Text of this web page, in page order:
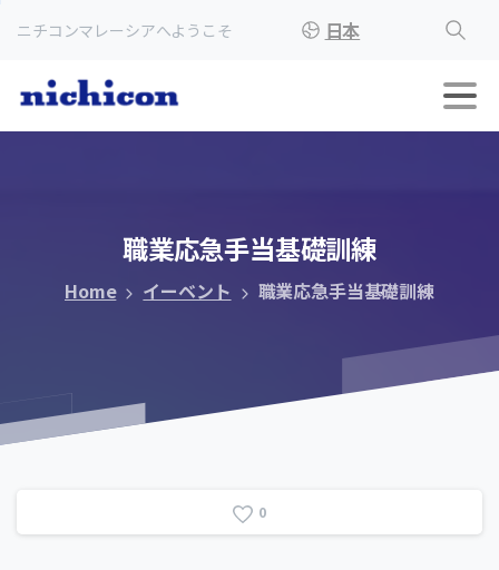
ニチコンマレーシアへようこそ 日本
職業応急手当基礎訓練
Home イーベント 職業応急手当基礎訓練
0